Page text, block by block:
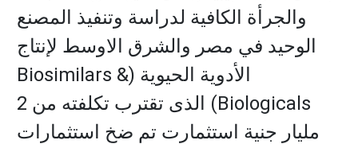
والجرأة الكافية لدراسة وتنفيذ المصنع
الوحيد في مصر والشرق الاوسط لإنتاج
الأدوية الحيوية (Biosimilars &
Biologicals) الذى تقترب تكلفته من 2
مليار جنية استثمارت تم ضخ استثمارات